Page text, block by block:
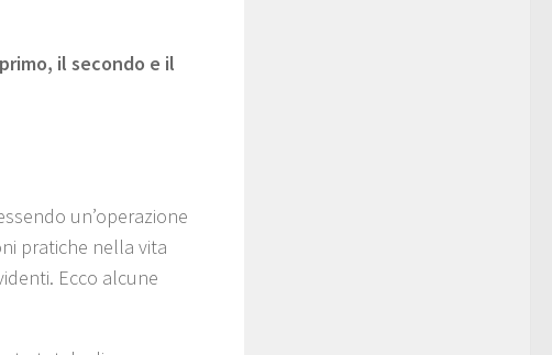
il secondo e il
un’operazione
pratiche nella vita
Ecco alcune